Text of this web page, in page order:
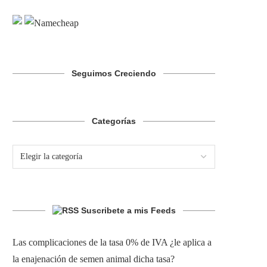
Seguimos Creciendo
Categorías
Suscribete a mis Feeds
Las complicaciones de la tasa 0% de IVA ¿le aplica a
la enajenación de semen animal dicha tasa?